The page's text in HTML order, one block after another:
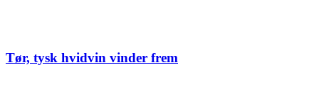
Tør, tysk hvidvin vinder frem